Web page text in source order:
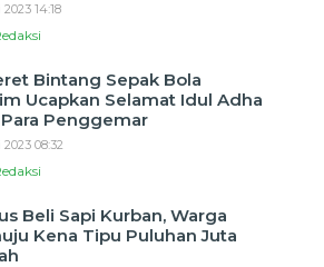
14:18
Bintang Sepak Bola
Ucapkan Selamat Idul Adha
Penggemar
08:32
Beli Sapi Kurban, Warga
Kena Tipu Puluhan Juta